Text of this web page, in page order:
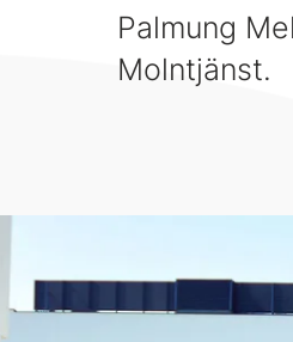
Palmung
Molntjänst.